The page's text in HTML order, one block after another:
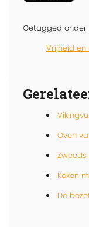
Getagged onder
Vrijheid en
Oven
Koken
De